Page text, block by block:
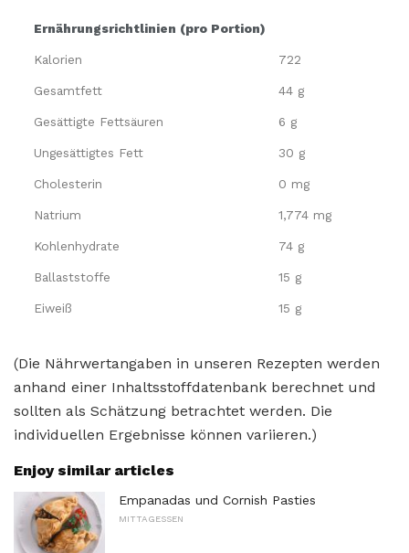
Ernährungsrichtlinien (pro Portion)
Kalorien 722
Gesamtfett 44 g
Gesättigte Fettsäuren 6 g
Ungesättigtes Fett 30 g
Cholesterin 0 mg
Natrium 1,774 mg
Kohlenhydrate 74 g
Ballaststoffe 15 g
Eiweiß 15 g
(Die Nährwertangaben in unseren Rezepten werden
anhand einer Inhaltsstoffdatenbank berechnet und
sollten als Schätzung betrachtet werden. Die
individuellen Ergebnisse können variieren.)
Enjoy similar articles
Empanadas und Cornish Pasties
MITTAGESSEN